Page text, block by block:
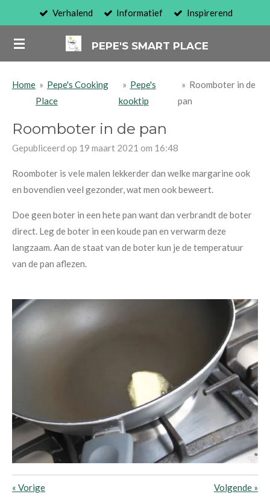
naar
de
PEPE'S SMART PLACE
Verhalend Informatief Inspirerend
Home » Pepe's Cooking
Place
» Pepe's
kooktip
» Roomboter in de
pan
Roomboter in de pan
Gepubliceerd op 19 maart 2021 om 16:48
Roomboter is vele malen lekkerder dan welke margarine ook
en bovendien veel gezonder, wat men ook beweert.
Doe geen boter in een hete pan want dan verbrandt de boter
direct. Leg de boter in een koude pan en verwarm deze
langzaam. Aan de staat van de boter kun je de temperatuur
van de pan aflezen.
« Vorige Volgende »